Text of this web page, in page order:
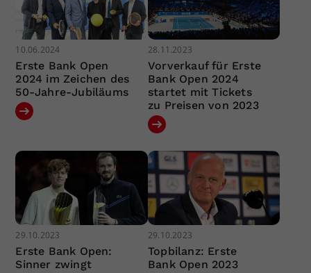
10.06.2024
Erste Bank Open
2024 im Zeichen des
50-Jahre-Jubiläums
28.11.2023
Vorverkauf für Erste
Bank Open 2024
startet mit Tickets
zu Preisen von 2023
29.10.2023
Erste Bank Open:
Sinner zwingt
29.10.2023
Topbilanz: Erste
Bank Open 2023